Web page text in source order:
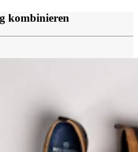
kombinieren